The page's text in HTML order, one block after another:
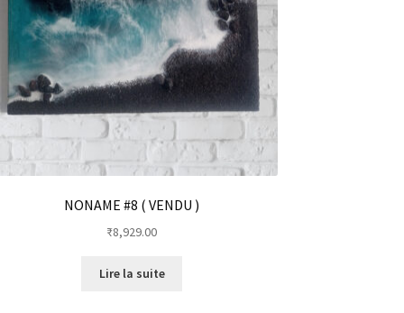
NONAME #8 ( VENDU )
₹8,929.00
Lire la suite